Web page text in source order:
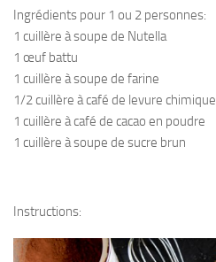
Ingrédients pour 1 ou 2 personnes:
1 cuillère à soupe de Nutella
1 œuf battu
1 cuillère à soupe de farine
1/2 cuillère à café de levure chimique
1 cuillère à café de cacao en poudre
1 cuillère à soupe de sucre brun
Instructions: